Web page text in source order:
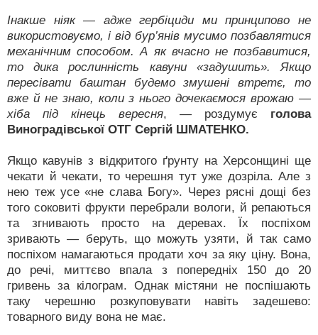
Інакше ніяк — адже гербіциди ми принципово не
використовуємо, і від бур’янів мусимо позбавлятися
механічним способом. А як вчасно не позбавитися,
то дика рослинність кавуни «задушить». Якщо
пересівати баштан будемо змушені втретє, то
вже й не знаю, коли з нього дочекаємося врожаю —
хіба під кінець вересня, — роздумує голова
Виноградівської ОТГ Сергій ШМАТЕНКО.
Якщо кавунів з відкритого ґрунту на Херсонщині ще
чекати й чекати, то черешня тут уже дозріла. Але з
нею теж усе «не слава Богу». Через рясні дощі без
того соковиті фрукти перебрали вологи, й репаються
та згнивають просто на деревах. Їх поспіхом
зривають — беруть, що можуть узяти, й так само
поспіхом намагаються продати хоч за яку ціну. Вона,
до речі, миттєво впала з попередніх 150 до 20
гривень за кілограм. Однак містяни не поспішають
таку черешню розкуповувати навіть задешево:
товарного виду вона не має.